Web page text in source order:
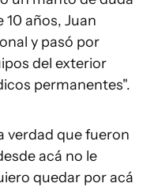
10 años, Juan
y pasó por
del exterior
permanentes".
verdad que fueron
acá no le
quedar por acá